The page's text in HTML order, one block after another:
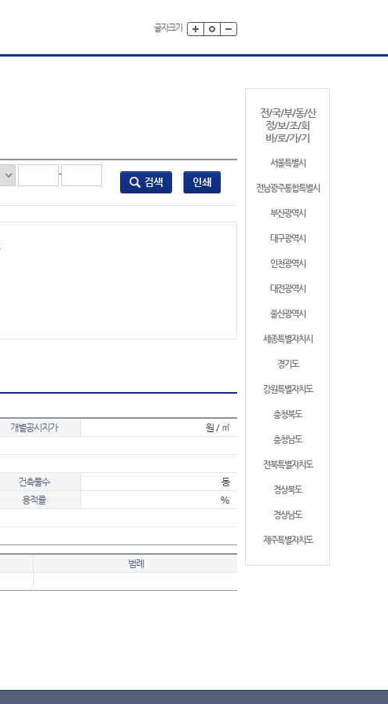
글자크기
전/국/부/동/산
정/보/조/회
바/로/가/기
서울특별시
전남광주통합특별시
부산광역시
대구광역시
인천광역시
대전광역시
울산광역시
세종특별자치시
경기도
강원특별자치도
충청북도
충청남도
전북특별자치도
경상북도
경상남도
제주특별자치도
-
개별공시지가 원 / ㎡
건축물수
동
용적률
%
범례